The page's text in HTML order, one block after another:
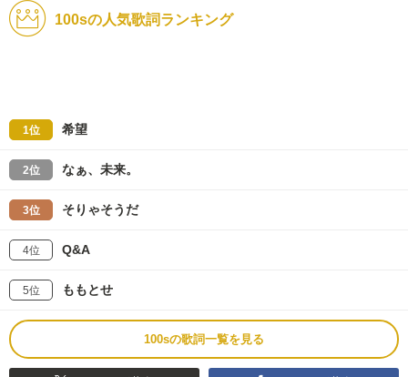
100sの人気歌詞ランキング
1位 希望
2位 なぁ、未来。
3位 そりゃそうだ
4位 Q&A
5位 ももとせ
100sの歌詞一覧を見る